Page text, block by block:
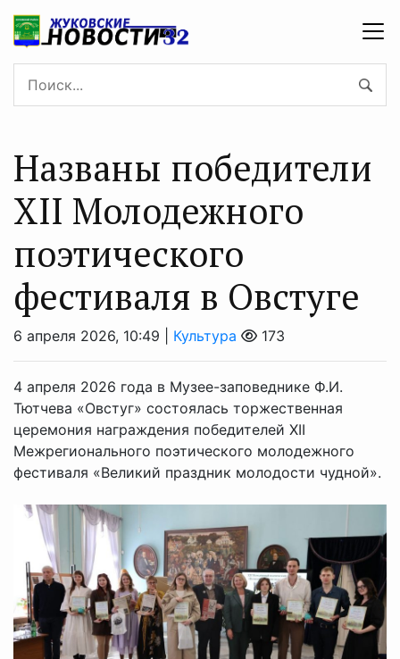
Названы победители
XII Молодежного
поэтического
фестиваля в Овстуге
6 апреля 2026, 10:49 | Культура 173
4 апреля 2026 года в Музее-заповеднике Ф.И.
Тютчева «Овстуг» состоялась торжественная
церемония награждения победителей XII
Межрегионального поэтического молодежного
фестиваля «Великий праздник молодости чудной».